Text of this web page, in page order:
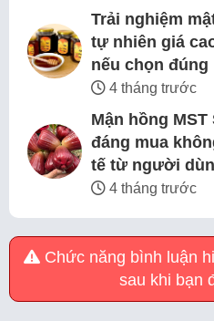
Trải nghiệm
tự nhiên giá
nếu chọn đúng
4 tháng trước
Mận hồng
đáng mua
tế từ người
4 tháng trước
Chức năng bình luận
sau khi bạn